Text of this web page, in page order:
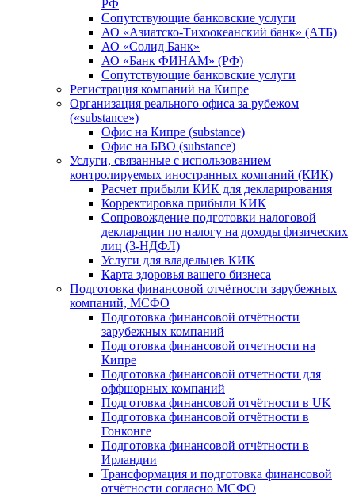
РФ
Сопутствующие банковские услуги
АО «Азиатско-Тихоокеанский банк» (АТБ)
АО «Солид Банк»
АО «Банк ФИНАМ» (РФ)
Сопутствующие банковские услуги
Регистрация компаний на Кипре
Организация реального офиса за рубежом
(«substance»)
Офис на Кипре (substance)
Офис на БВО (substance)
Услуги, связанные с использованием
контролируемых иностранных компаний (КИК)
Расчет прибыли КИК для декларирования
Корректировка прибыли КИК
Сопровождение подготовки налоговой
декларации по налогу на доходы физических
лиц (3-НДФЛ)
Услуги для владельцев КИК
Карта здоровья вашего бизнеса
Подготовка финансовой отчётности зарубежных
компаний, МСФО
Подготовка финансовой отчётности
зарубежных компаний
Подготовка финансовой отчетности на
Кипре
Подготовка финансовой отчетности для
оффшорных компаний
Подготовка финансовой отчётности в UK
Подготовка финансовой отчётности в
Гонконге
Подготовка финансовой отчётности в
Ирландии
Трансформация и подготовка финансовой
отчётности согласно МСФО